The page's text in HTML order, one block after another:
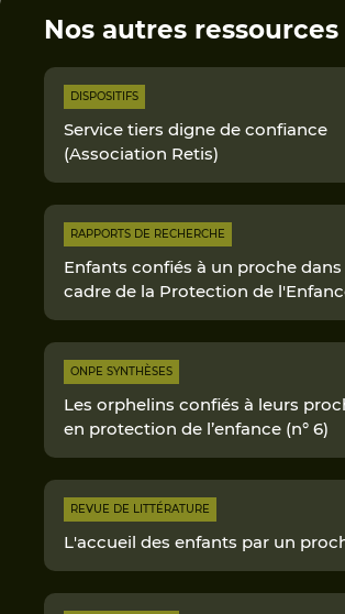
Nos autres ressources
DISPOSITIFS
Service tiers digne de confiance
(Association Retis)
RAPPORTS DE RECHERCHE
Enfants confiés à un proche dans
cadre de la Protection de
ONPE SYNTHÈSES
Les orphelins confiés à leurs
en protection de l’enfance (n° 6)
REVUE DE LITTÉRATURE
L'accueil des enfants par un